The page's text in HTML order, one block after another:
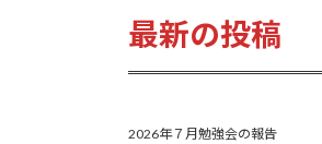
最新の投稿
2026年７月勉強会の報告